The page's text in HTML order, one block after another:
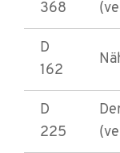
368
D
162
D
225